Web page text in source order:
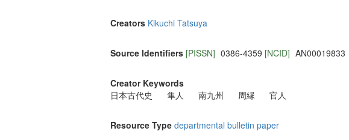
Creators Kikuchi Tatsuya
Source Identifiers [PISSN] 0386-4359 [NCID] AN00019833
Creator Keywords
日本古代史
隼人 南九州 周縁 官人
Resource Type departmental bulletin paper